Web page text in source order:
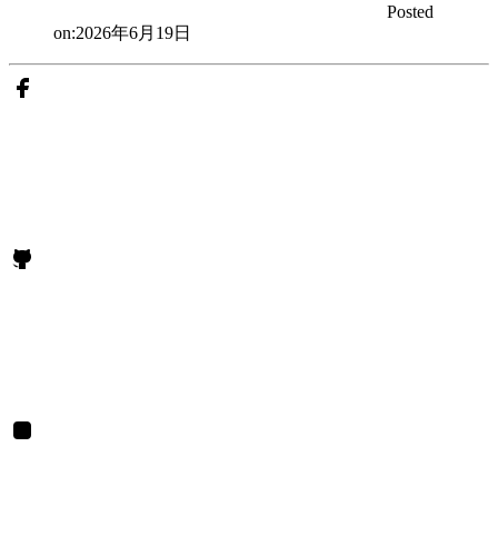
Posted
on:2026年6月19日